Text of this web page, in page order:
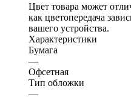
Цвет товара может
как цветопередача
вашего устройства.
Характеристики
Бумага
—
Офсетная
Тип обложки
—